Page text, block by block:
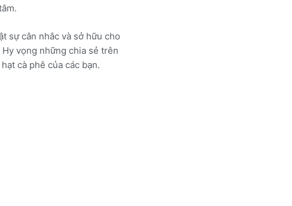
sự cân nhắc và sở hữu cho
vọng những chia sẻ trên
cà phê của các bạn.